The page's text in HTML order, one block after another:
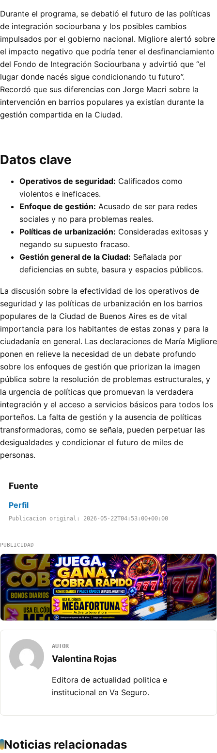
Durante el programa, se debatió el futuro de las políticas
de integración sociourbana y los posibles cambios
impulsados por el gobierno nacional. Migliore alertó sobre
el impacto negativo que podría tener el desfinanciamiento
del Fondo de Integración Sociourbana y advirtió que “el
lugar donde nacés sigue condicionando tu futuro”.
Recordó que sus diferencias con Jorge Macri sobre la
intervención en barrios populares ya existían durante la
gestión compartida en la Ciudad.
Datos clave
Operativos de seguridad: Calificados como
violentos e ineficaces.
Enfoque de gestión: Acusado de ser para redes
sociales y no para problemas reales.
Políticas de urbanización: Consideradas exitosas y
negando su supuesto fracaso.
Gestión general de la Ciudad: Señalada por
deficiencias en subte, basura y espacios públicos.
La discusión sobre la efectividad de los operativos de
seguridad y las políticas de urbanización en los barrios
populares de la Ciudad de Buenos Aires es de vital
importancia para los habitantes de estas zonas y para la
ciudadanía en general. Las declaraciones de María Migliore
ponen en relieve la necesidad de un debate profundo
sobre los enfoques de gestión que priorizan la imagen
pública sobre la resolución de problemas estructurales, y
la urgencia de políticas que promuevan la verdadera
integración y el acceso a servicios básicos para todos los
porteños. La falta de gestión y la ausencia de políticas
transformadoras, como se señala, pueden perpetuar las
desigualdades y condicionar el futuro de miles de
personas.
Fuente
Perfil
Publicacion original: 2026-05-22T04:53:00+00:00
PUBLICIDAD
AUTOR
Valentina Rojas
Editora de actualidad politica e
institucional en Va Seguro.
Noticias relacionadas